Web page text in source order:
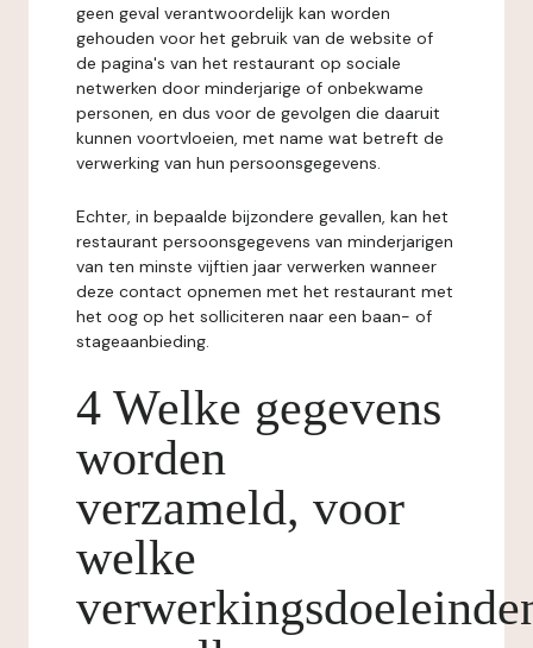
geen geval verantwoordelijk kan worden
gehouden voor het gebruik van de website of
de pagina's van het restaurant op sociale
netwerken door minderjarige of onbekwame
personen, en dus voor de gevolgen die daaruit
kunnen voortvloeien, met name wat betreft de
verwerking van hun persoonsgegevens.
Echter, in bepaalde bijzondere gevallen, kan het
restaurant persoonsgegevens van minderjarigen
van ten minste vijftien jaar verwerken wanneer
deze contact opnemen met het restaurant met
het oog op het solliciteren naar een baan- of
stageaanbieding.
4 Welke gegevens
worden
verzameld, voor
welke